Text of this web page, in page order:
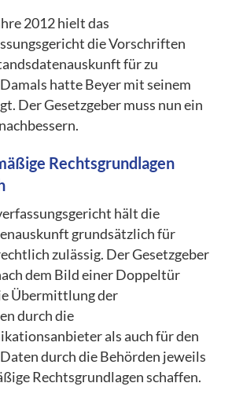
2012 hielt das
die Vorschriften
für zu
hatte Beyer mit seinem
Der Gesetzgeber muss nun ein
Rechtsgrundlagen
hält die
grundsätzlich für
zulässig. Der Gesetzgeber
dem Bild einer Doppeltür
Übermittlung der
durch die
als auch für den
durch die Behörden jeweils
Rechtsgrundlagen schaffen.